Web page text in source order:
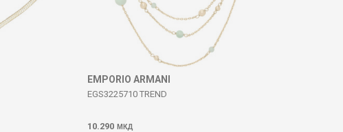
EMPORIO ARMANI
EGS3225710 TREND
10.290 МКД